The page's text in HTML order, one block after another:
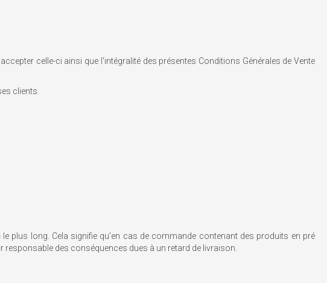
celle-ci ainsi que l'intégralité des présentes Conditions Générales de Vente
clients.
plus long. Cela signifie qu'en cas de commande contenant des produits en pré
des conséquences dues à un retard de livraison.